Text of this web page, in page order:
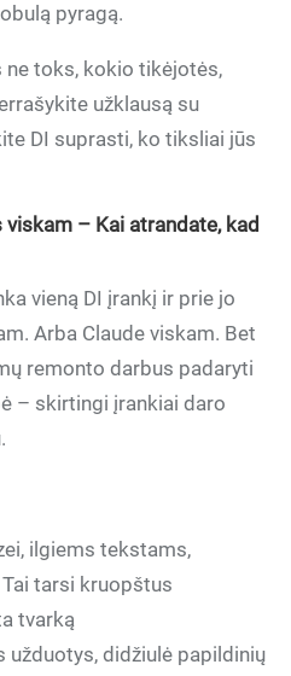
pyragą.
ne toks, kokio tikėjotės,
užklausą su
DI suprasti, ko tiksliai jūs
viskam – Kai atrandate, kad
vieną DI įrankį ir prie jo
Arba Claude viskam. Bet
remonto darbus padaryti
– skirtingi įrankiai daro
ilgiems tekstams,
tarsi kruopštus
tvarką
užduotys, didžiulė papildinių